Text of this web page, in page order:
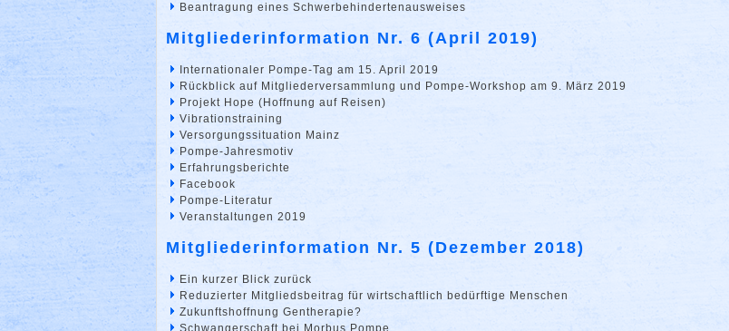
Beantragung eines Schwerbehindertenausweises
Mitgliederinformation Nr. 6 (April 2019)
Internationaler Pompe-Tag am 15. April 2019
Rückblick auf Mitgliederversammlung und Pompe-Workshop am 9. März 2019
Projekt Hope (Hoffnung auf Reisen)
Vibrationstraining
Versorgungssituation Mainz
Pompe-Jahresmotiv
Erfahrungsberichte
Facebook
Pompe-Literatur
Veranstaltungen 2019
Mitgliederinformation Nr. 5 (Dezember 2018)
Ein kurzer Blick zurück
Reduzierter Mitgliedsbeitrag für wirtschaftlich bedürftige Menschen
Zukunftshoffnung Gentherapie?
Schwangerschaft bei Morbus Pompe